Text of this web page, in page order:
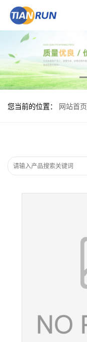
您当前的位置： 网站首页